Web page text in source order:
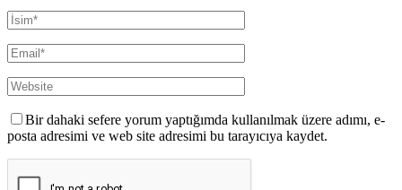
Bir dahaki sefere yorum yaptığımda kullanılmak üzere adımı, e-
posta adresimi ve web site adresimi bu tarayıcıya kaydet.